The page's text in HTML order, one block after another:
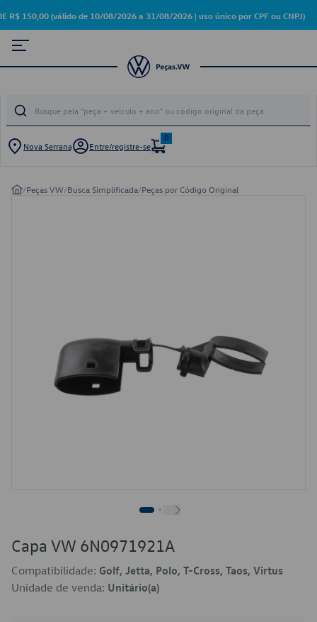
R$ 150,00 (válido de 10/08/2026 a 31/08/2026 | uso único por CPF ou CNPJ)
Nova Serrana Entre/registre-se
0
/Peças VW/Busca Simplificada/Peças por Código Original
Capa VW 6N0971921A
Compatibilidade: Golf, Jetta, Polo, T-Cross, Taos, Virtus
Unidade de venda: Unitário(a)